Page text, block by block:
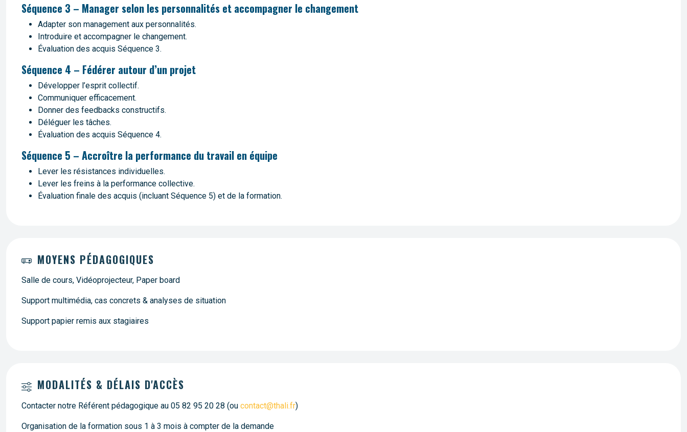
Séquence 3 – Manager selon les personnalités et accompagner le changement
Adapter son management aux personnalités.
Introduire et accompagner le changement.
Évaluation des acquis Séquence 3.
Séquence 4 – Fédérer autour d’un projet
Développer l’esprit collectif.
Communiquer efficacement.
Donner des feedbacks constructifs.
Déléguer les tâches.
Évaluation des acquis Séquence 4.
Séquence 5 – Accroître la performance du travail en équipe
Lever les résistances individuelles.
Lever les freins à la performance collective.
Évaluation finale des acquis (incluant Séquence 5) et de la formation.
MOYENS PÉDAGOGIQUES
Salle de cours, Vidéoprojecteur, Paper board
Support multimédia, cas concrets & analyses de situation
Support papier remis aux stagiaires
MODALITÉS & DÉLAIS D'ACCÈS
Contacter notre Référent pédagogique au 05 82 95 20 28 (ou contact@thali.fr)
Organisation de la formation sous 1 à 3 mois à compter de la demande